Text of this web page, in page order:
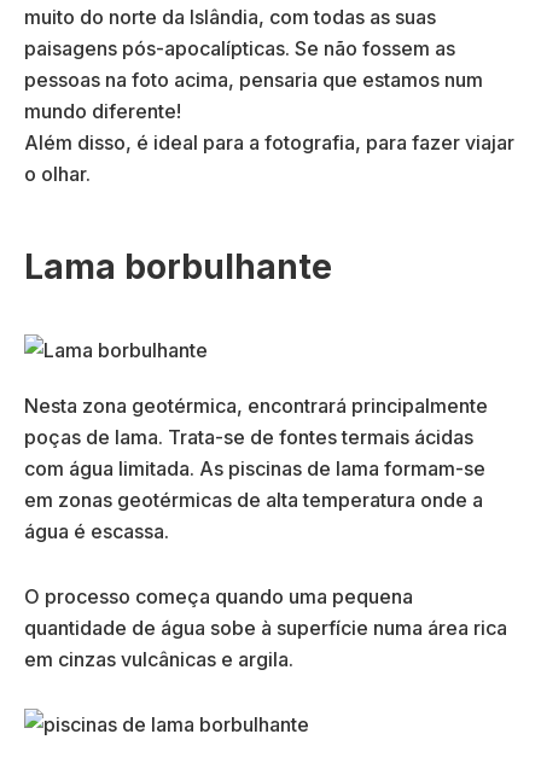
muito do norte da Islândia, com todas as suas
paisagens pós-apocalípticas. Se não fossem as
pessoas na foto acima, pensaria que estamos num
mundo diferente!
Além disso, é ideal para a fotografia, para fazer viajar
o olhar.
Lama borbulhante
Nesta zona geotérmica, encontrará principalmente
poças de lama. Trata-se de fontes termais ácidas
com água limitada. As piscinas de lama formam-se
em zonas geotérmicas de alta temperatura onde a
água é escassa.
O processo começa quando uma pequena
quantidade de água sobe à superfície numa área rica
em cinzas vulcânicas e argila.